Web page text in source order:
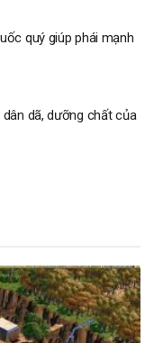
quý giúp phái mạnh
dã, dưỡng chất của